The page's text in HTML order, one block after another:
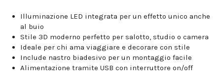
Illuminazione LED integrata per un effetto unico anche
al buio
Stile 3D moderno perfetto per salotto, studio o camera
Ideale per chi ama viaggiare e decorare con stile
Include nastro biadesivo per un montaggio facile
Alimentazione tramite USB con interruttore on/off